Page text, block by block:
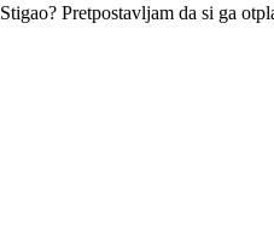
Stigao? Pretpostavljam da si ga